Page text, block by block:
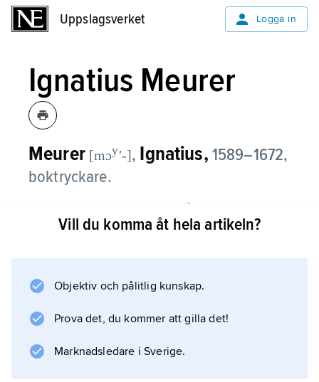
Uppslagsverket Logga in
Ignatius Meurer
Meurer [mɔyʹ-], Ignatius, 1589–1672,
boktryckare.
Ignatius Meurer kom 1610 från Tyskland till
Sverige och övertog 1613 Anund Olufssons
böcker, främst med teologiskt innehåll men
(1621), och de samlade lagarna (1666).
Vill du komma åt hela artikeln?
Objektiv och pålitlig kunskap.
Prova det, du kommer att gilla det!
Marknadsledare i Sverige.